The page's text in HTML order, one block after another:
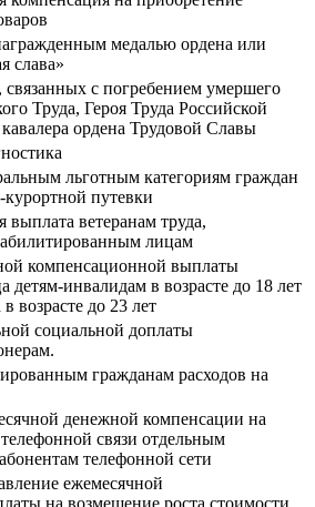
медалью ордена или
слава»
с погребением умершего
Труда, Героя Труда Российской
ордена Трудовой Славы
льготным категориям граждан
курортной путевки
ветеранам труда,
лицам
компенсационной выплаты
детям-инвалидам в возрасте до 18 лет
возрасте до 23 лет
социальной доплаты
гражданам расходов на
денежной компенсации на
связи отдельным
телефонной сети
ежемесячной